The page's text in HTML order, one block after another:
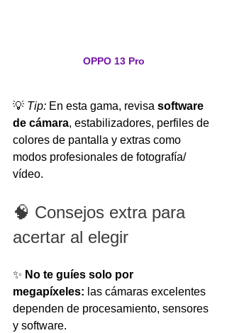
OPPO 13 Pro
💡 Tip: En esta gama, revisa software
de cámara, estabilizadores, perfiles de
colores de pantalla y extras como
modos profesionales de fotografía/
vídeo.
🧠 Consejos extra para
acertar al elegir
✨ No te guíes solo por
megapíxeles: las cámaras excelentes
dependen de procesamiento, sensores
y software.